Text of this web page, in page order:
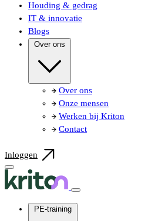
Houding & gedrag
IT & innovatie
Blogs
Over ons
Over ons
Onze mensen
Werken bij Kriton
Contact
Inloggen
PE-training